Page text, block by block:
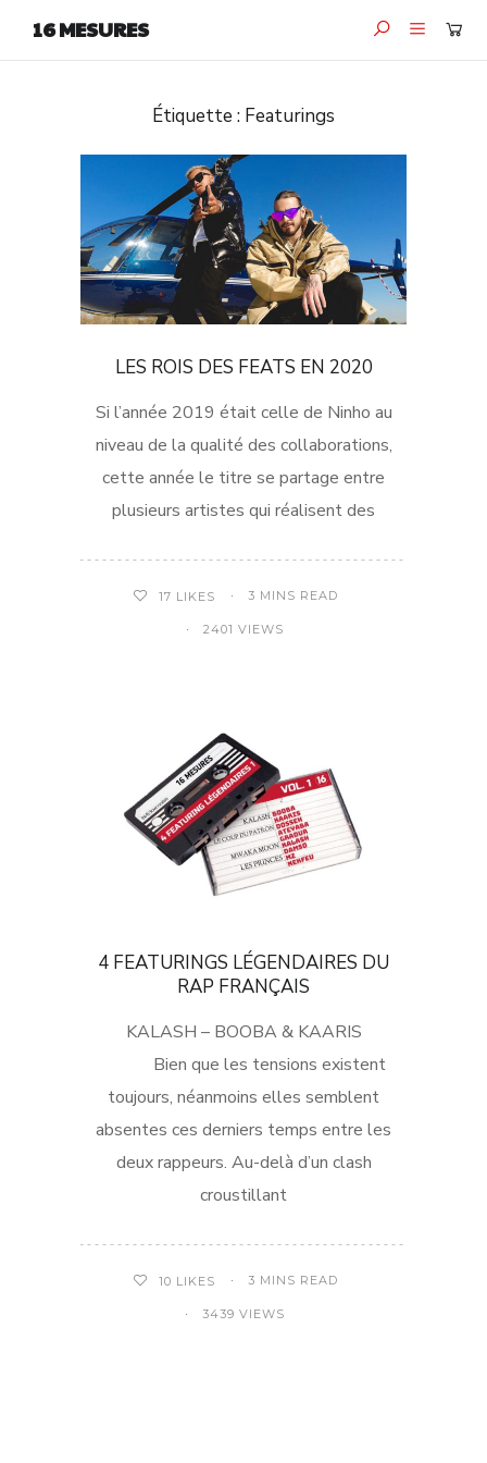
16 MESURES
Étiquette : Featurings
LES ROIS DES FEATS EN 2020
Si l’année 2019 était celle de Ninho au
niveau de la qualité des collaborations,
cette année le titre se partage entre
plusieurs artistes qui réalisent des
17 LIKES 3 MINS READ
2401 VIEWS
4 FEATURINGS LÉGENDAIRES DU
RAP FRANÇAIS
KALASH – BOOBA & KAARIS
Bien que les tensions existent
toujours, néanmoins elles semblent
absentes ces derniers temps entre les
deux rappeurs. Au-delà d’un clash
croustillant
10 LIKES 3 MINS READ
3439 VIEWS